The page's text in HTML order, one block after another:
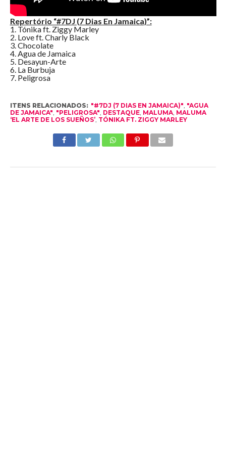
Repertório “#7DJ (7 Dias En Jamaica)”:
1. Tónika ft. Ziggy Marley
2. Love ft. Charly Black
3. Chocolate
4. Agua de Jamaica
5. Desayun-Arte
6. La Burbuja
7. Peligrosa
ITENS RELACIONADOS: "#7DJ (7 DIAS EN JAMAICA)", "AGUA
DE JAMAICA", "PELIGROSA", DESTAQUE, MALUMA, MALUMA
‘EL ARTE DE LOS SUEÑOS’, TÓNIKA FT. ZIGGY MARLEY